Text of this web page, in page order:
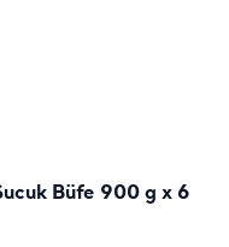
Büfe 900 g x 6